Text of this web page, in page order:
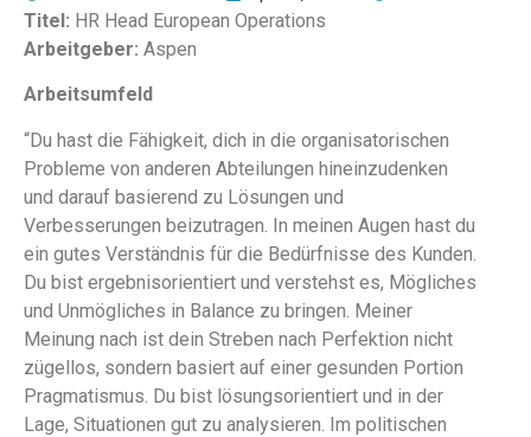
Titel: HR Head European Operations
Arbeitgeber: Aspen
Arbeitsumfeld
“Du hast die Fähigkeit, dich in die organisatorischen
Probleme von anderen Abteilungen hineinzudenken
und darauf basierend zu Lösungen und
Verbesserungen beizutragen. In meinen Augen hast du
ein gutes Verständnis für die Bedürfnisse des Kunden.
Du bist ergebnisorientiert und verstehst es, Mögliches
und Unmögliches in Balance zu bringen. Meiner
Meinung nach ist dein Streben nach Perfektion nicht
zügellos, sondern basiert auf einer gesunden Portion
Pragmatismus. Du bist lösungsorientiert und in der
Lage, Situationen gut zu analysieren. Im politischen